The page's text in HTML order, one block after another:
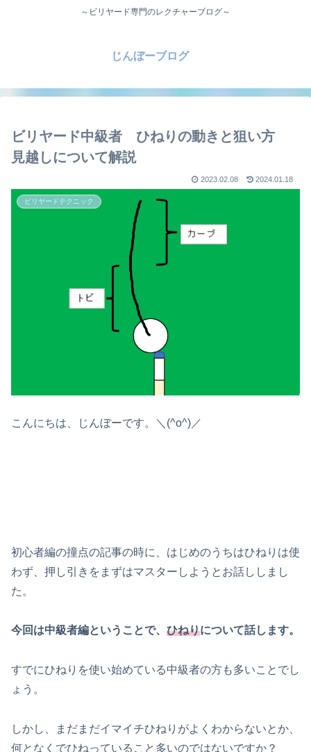
～ビリヤード専門のレクチャーブログ～
じんぼーブログ
ビリヤード中級者 ひねりの動きと狙い方
見越しについて解説
2023.02.08 2024.01.18
ビリヤードテクニック
こんにちは、じんぼーです。＼(^o^)／
初心者編の撞点の記事の時に、はじめのうちはひねりは使
わず、押し引きをまずはマスターしようとお話ししまし
た。
今回は中級者編ということで、 ひねりについて話します。
すでにひねりを使い始めている中級者の方も多いことでし
ょう。
しかし、まだまだイマイチひねりがよくわからないとか、
何となくでひねっていること多いのではないですか？